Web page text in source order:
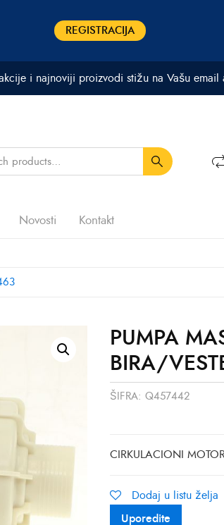
REGISTRACIJA
i najnoviji proizvodi stižu na Vašu email
Novosti Kontakt
PUMPA
BIRA/
ŠIFRA: Q457442
CIRKULACIONI
Dodaj u listu želja
Uporedite